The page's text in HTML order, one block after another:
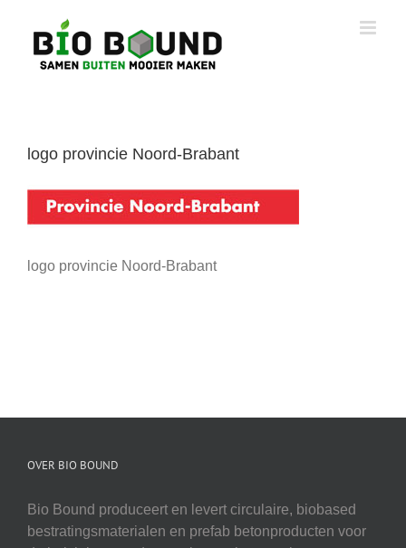
inhoud
logo provincie Noord-Brabant
logo provincie Noord-Brabant
OVER BIO BOUND
Bio Bound produceert en levert circulaire, biobased
bestratingsmaterialen en prefab betonproducten voor